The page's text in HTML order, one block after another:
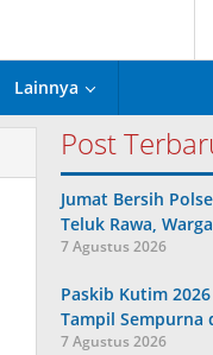
Lainnya
Post
Jumat Bersih
Teluk Rawa,
7 Agustus 2026
Paskib Kutim
Tampil Sempurna
7 Agustus 2026